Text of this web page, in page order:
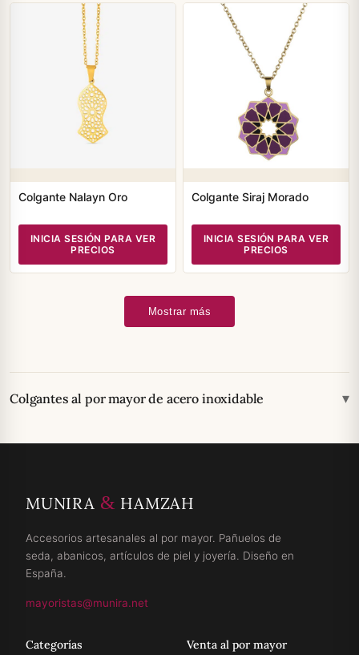
Colgante Nalayn Oro
INICIA SESIÓN PARA VER
PRECIOS
Colgante Siraj Morado
INICIA SESIÓN PARA VER
PRECIOS
Mostrar más
Colgantes al por mayor de acero inoxidable ▾
MUNIRA & HAMZAH
Accesorios artesanales al por mayor. Pañuelos de
seda, abanicos, artículos de piel y joyería. Diseño en
España.
mayoristas@munira.net
Categorías Venta al por mayor